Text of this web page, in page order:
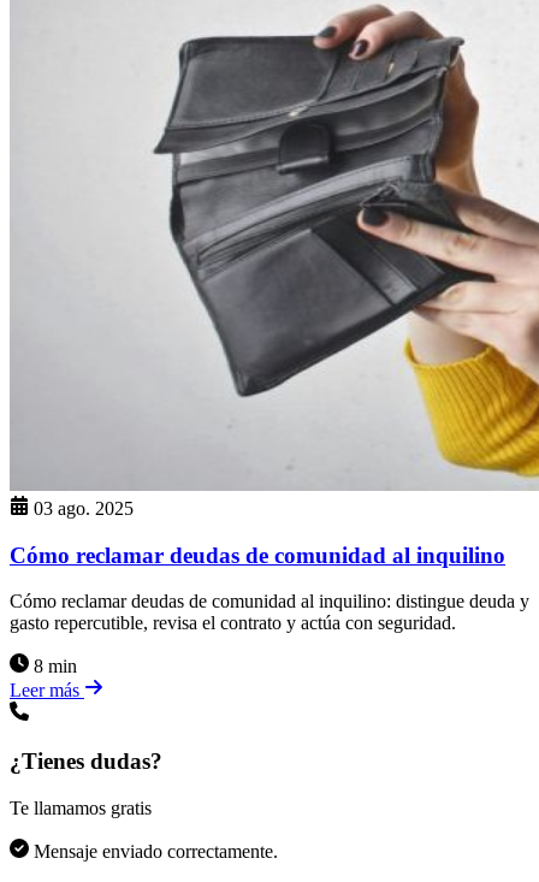
03 ago. 2025
Cómo reclamar deudas de comunidad al inquilino
Cómo reclamar deudas de comunidad al inquilino: distingue deuda y
gasto repercutible, revisa el contrato y actúa con seguridad.
8 min
Leer más
¿Tienes dudas?
Te llamamos gratis
Mensaje enviado correctamente.